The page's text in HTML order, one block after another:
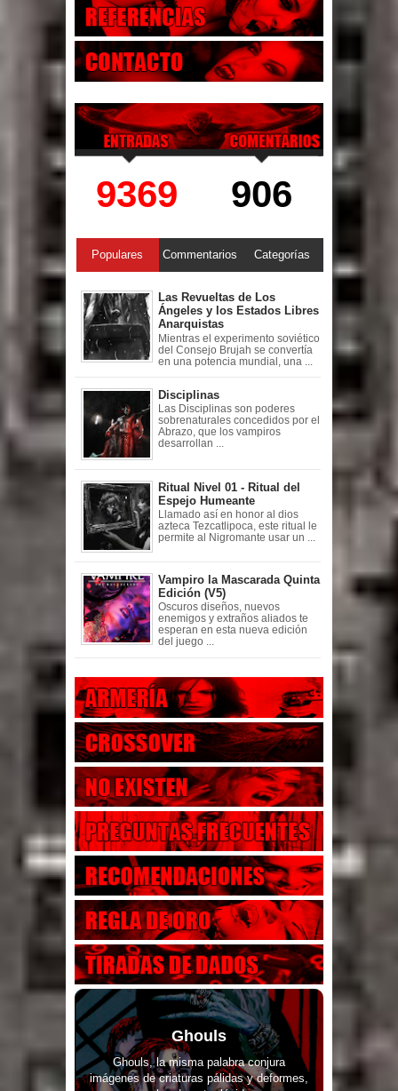
9369 906
Populares Commentarios Categorías
Las Revueltas de Los
Ángeles y los Estados Libres
Anarquistas
Mientras el experimento soviético
del Consejo Brujah se convertía
en una potencia mundial, una ...
Disciplinas
Las Disciplinas son poderes
sobrenaturales concedidos por el
Abrazo, que los vampiros
desarrollan ...
Ritual Nivel 01 - Ritual del
Espejo Humeante
Llamado así en honor al dios
azteca Tezcatlipoca, este ritual le
permite al Nigromante usar un ...
Vampiro la Mascarada Quinta
Edición (V5)
Oscuros diseños, nuevos
enemigos y extraños aliados te
esperan en esta nueva edición
del juego ...
Ghouls
Ghouls, la misma palabra conjura
imágenes de criaturas pálidas y deformes,